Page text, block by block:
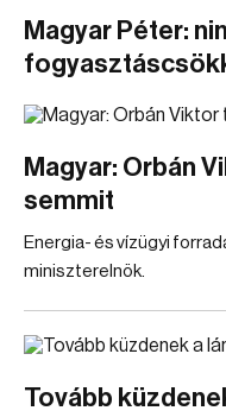
Magyar Péter:
Magyar: Orbán
semmit
Energia- és vízügyi
miniszterelnök.
Tovább